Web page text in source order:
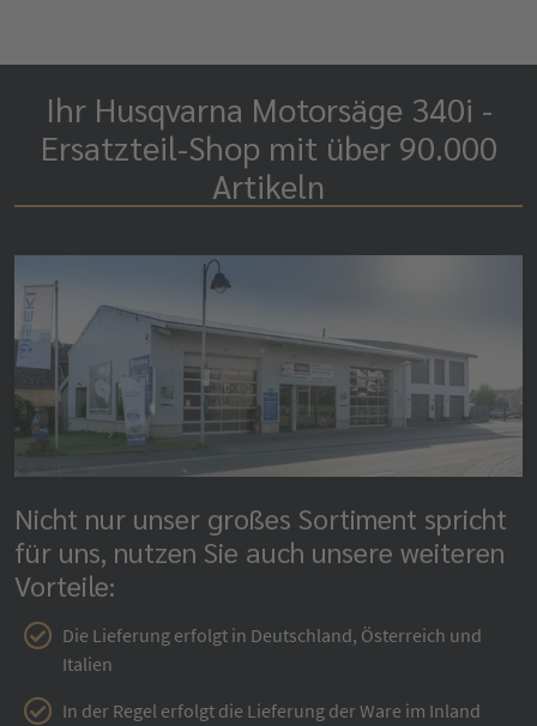
Ihr Husqvarna Motorsäge 340i -
Ersatzteil-Shop mit über 90.000
Artikeln
Nicht nur unser großes Sortiment spricht
für uns, nutzen Sie auch unsere weiteren
Vorteile:
Die Lieferung erfolgt in Deutschland, Österreich und
Italien
In der Regel erfolgt die Lieferung der Ware im Inland